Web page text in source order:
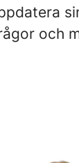
och